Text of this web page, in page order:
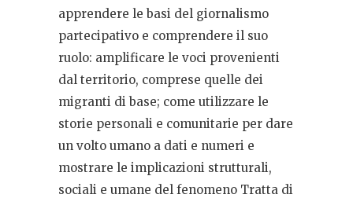
apprendere le basi del giornalismo
partecipativo e comprendere il suo
ruolo: amplificare le voci provenienti
dal territorio, comprese quelle dei
migranti di base; come utilizzare le
storie personali e comunitarie per dare
un volto umano a dati e numeri e
mostrare le implicazioni strutturali,
sociali e umane del fenomeno Tratta di